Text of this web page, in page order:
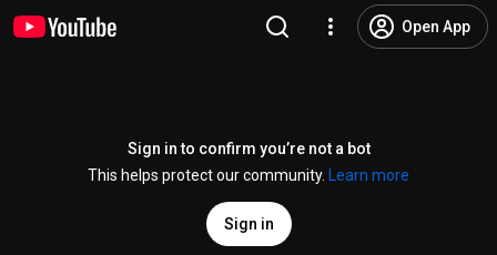
Open App
Sign in to confirm you’re not a bot
This helps protect our community.
Learn more
Sign in